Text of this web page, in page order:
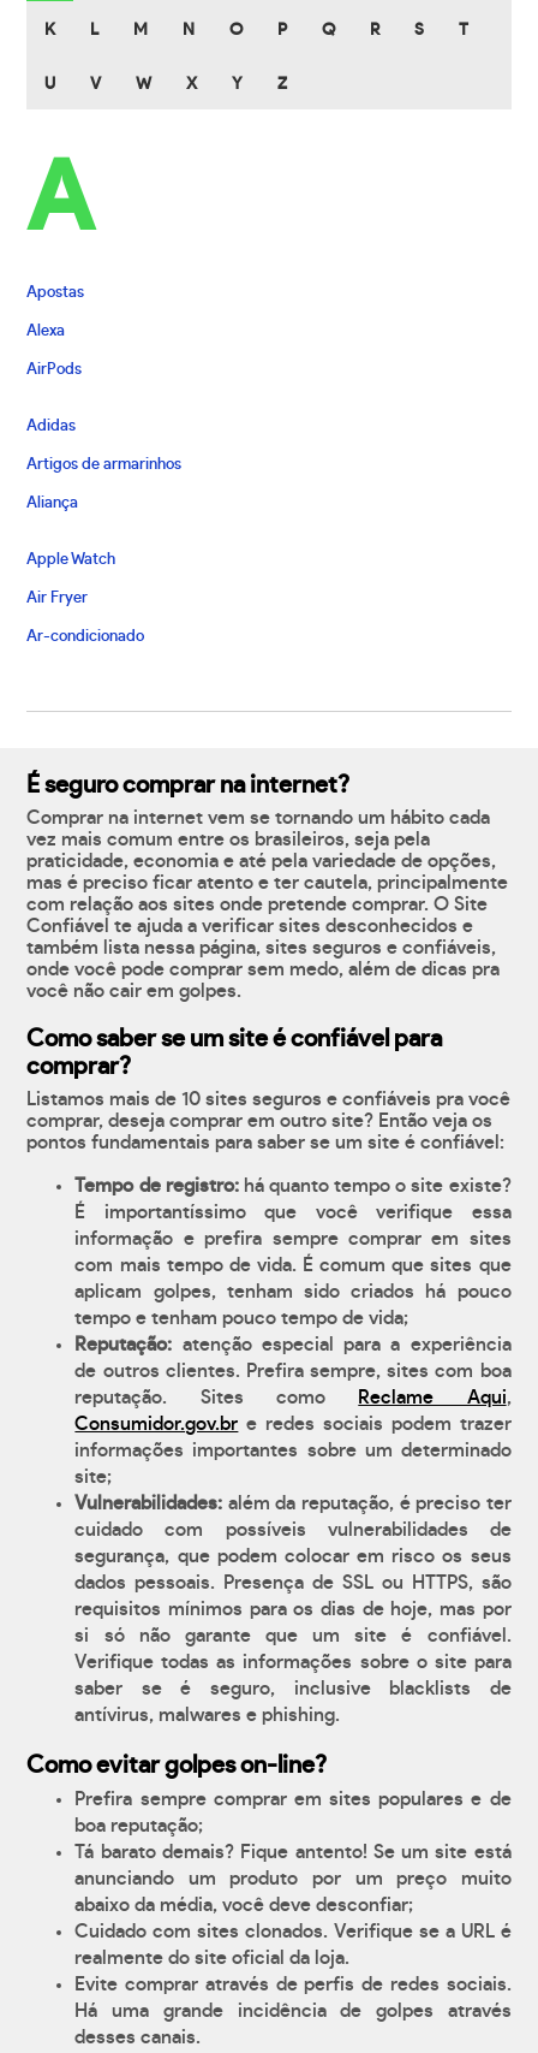
K L M N O P Q R S T
U V W X Y Z
A
Apostas
Alexa
AirPods
Adidas
Artigos de armarinhos
Aliança
Apple Watch
Air Fryer
Ar-condicionado
É seguro comprar na internet?
Comprar na internet vem se tornando um hábito cada
vez mais comum entre os brasileiros, seja pela
praticidade, economia e até pela variedade de opções,
mas é preciso ficar atento e ter cautela, principalmente
com relação aos sites onde pretende comprar. O Site
Confiável te ajuda a verificar sites desconhecidos e
também lista nessa página, sites seguros e confiáveis,
onde você pode comprar sem medo, além de dicas pra
você não cair em golpes.
Como saber se um site é confiável para
comprar?
Listamos mais de 10 sites seguros e confiáveis pra você
comprar, deseja comprar em outro site? Então veja os
pontos fundamentais para saber se um site é confiável:
Tempo de registro:há quanto tempo o site existe?
É importantíssimo que você verifique essa
informação e prefira sempre comprar em sites
com mais tempo de vida. É comum que sites que
aplicam golpes, tenham sido criados há pouco
tempo e tenham pouco tempo de vida;
Reputação: atenção especial para a experiência
de outros clientes. Prefira sempre, sites com boa
reputação. Sites como
Reclame Aqui,
Consumidor.gov.br e redes sociais podem trazer
informações importantes sobre um determinado
site;
Vulnerabilidades: além da reputação, é preciso ter
cuidado com possíveis vulnerabilidades de
segurança, que podem colocar em risco os seus
dados pessoais. Presença de SSL ou HTTPS, são
requisitos mínimos para os dias de hoje, mas por
si só não garante que um site é confiável.
Verifique todas as informações sobre o site para
saber se é seguro, inclusive blacklists de
antívirus, malwares e phishing.
Como evitar golpes on-line?
Prefira sempre comprar em sites populares e de
boa reputação;
Tá barato demais? Fique antento! Se um site está
anunciando um produto por um preço muito
abaixo da média, você deve desconfiar;
Cuidado com sites clonados. Verifique se a URL é
realmente do site oficial da loja.
Evite comprar através de perfis de redes sociais.
Há uma grande incidência de golpes através
desses canais.